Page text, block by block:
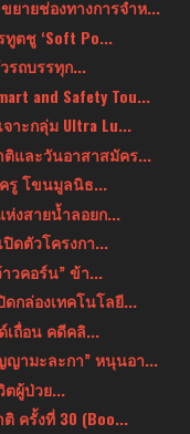
ยายช่องทางการจำห...
ตชู ‘Soft Po...
รถบรรทุก...
and Safety Tou...
าะกลุ่ม Ultra Lu...
และวันอาสาสมัคร...
รู โขนมูลนิธ...
งสายน้ำลอยก...
ดตัวโครงกา...
วคอร์น” ข้า...
กล่องเทคโนโลยี...
เถื่อน คดีคลิ...
ญามะละกา” หนุนอา...
ตผู้ป่วย...
ครั้งที่ 30 (Boo...